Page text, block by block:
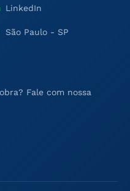
LinkedIn
São Paulo - SP
Fale com nossa